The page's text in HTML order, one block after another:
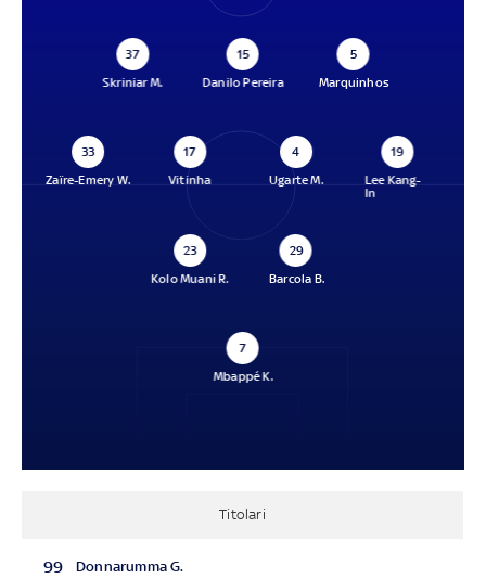
37
Skriniar M.
15
Danilo Pereira
5
Marquinhos
33
Zaïre-Emery W.
17
Vitinha
4
Ugarte M.
19
Lee Kang-
In
29
Barcola B.
23
Kolo Muani R.
7
Mbappé K.
Titolari
99 Donnarumma G.